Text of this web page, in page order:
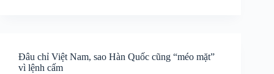
Đâu chỉ Việt Nam, sao Hàn Quốc cũng “méo mặt”
vì lệnh cấm